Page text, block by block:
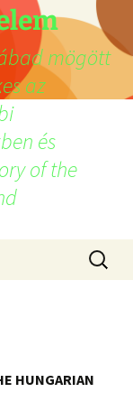
mögött
az
és
of the
HUNGARIAN